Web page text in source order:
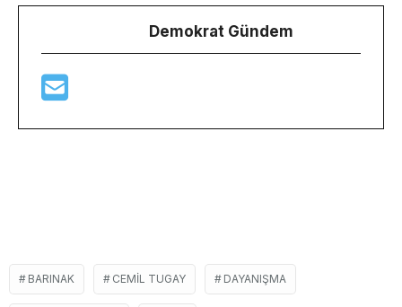
Demokrat Gündem
BARINAK CEMIL TUGAY DAYANIŞMA